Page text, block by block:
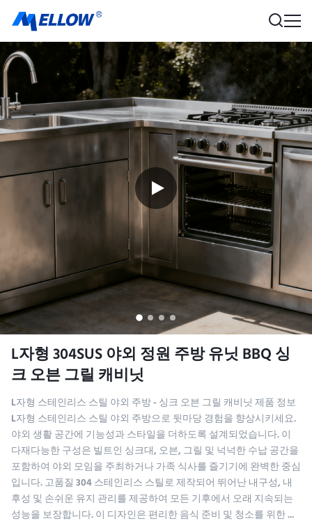
L자형 304SUS 야외 정원 주방 유닛 BBQ 싱
크 오븐 그릴 캐비닛
L자형 스테인리스 스틸 야외 주방 - 싱크 오븐 그릴 캐비닛 제품 정보
L자형 스테인리스 스틸 야외 주방으로 뒷마당 경험을 향상시키세요.
야외 생활 공간에 기능성과 스타일을 더하도록 설계되었습니다. 이
다재다능한 구성은 빌트인 싱크대, 오븐, 그릴 및 넉넉한 수납 공간을
포함하여 야외 모임을 주최하거나 가족 식사를 즐기기에 완벽한 중심
입니다. 고품질 304 스테인리스 스틸로 제작되어 뛰어난 내구성, 내
후성 및 손쉬운 유지 관리를 제공하여 모든 기후에서 오래 지속되는
성능을 보장합니다. 이 디자인은 편리한 음식 준비 및 청소를 위한 ...